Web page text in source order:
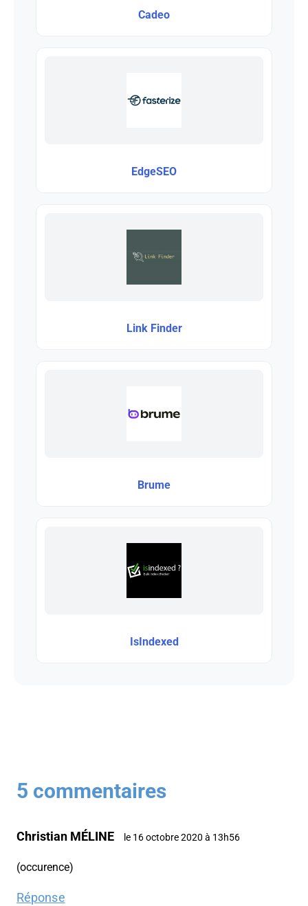
Cadeo
EdgeSEO
Link Finder
Brume
IsIndexed
5 commentaires
Christian MÉLINE le 16 octobre 2020 à 13h56
(occurence)
Réponse